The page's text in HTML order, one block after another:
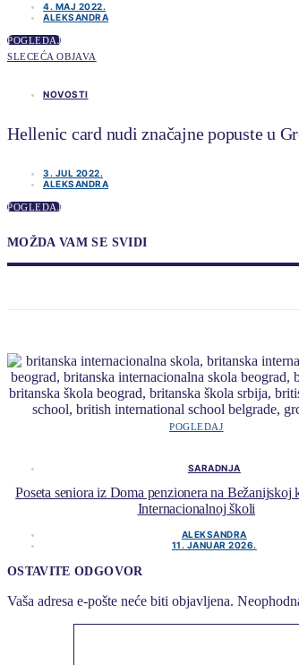
4. MAJ 2022.
ALEKSANDRA
POGLEDAJ
SLECEĆA OBJAVA
NOVOSTI
Hellenic card nudi značajne popuste u
3. JUL 2022.
ALEKSANDRA
POGLEDAJ
MOŽDA VAM SE SVIDI
POGLEDAJ
SARADNJA
Poseta seniora iz Doma penzionera na Bežanijskoj
Internacionalnoj školi
ALEKSANDRA
11. JANUAR 2026.
OSTAVITE ODGOVOR
Vaša adresa e-pošte neće biti objavljena.